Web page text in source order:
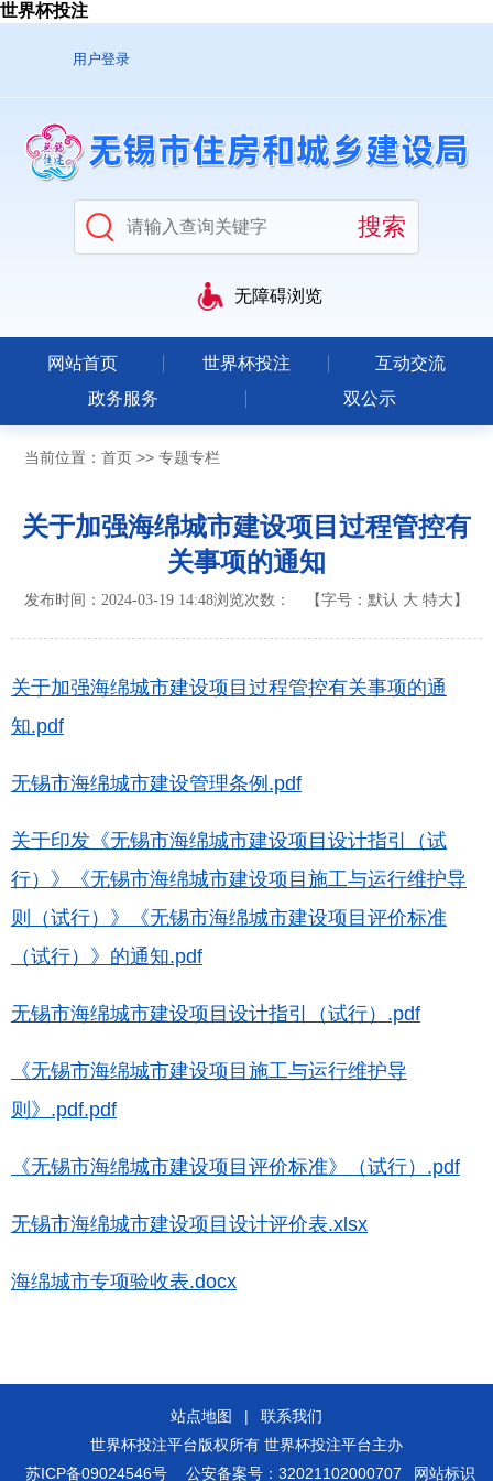
世界杯投注
用户登录
无障碍浏览
网站首页 世界杯投注
互动交流
政务服务
双公示
当前位置： 首页>> 专题专栏
关于加强海绵城市建设项目过程管控有
关事项的通知
发布时间：2024-03-19 14:48浏览次数： 【字号： 默认 大 特大 】
关于加强海绵城市建设项目过程管控有关事项的通
知.pdf
无锡市海绵城市建设管理条例.pdf
关于印发《无锡市海绵城市建设项目设计指引（试
行）》《无锡市海绵城市建设项目施工与运行维护导
则（试行）》《无锡市海绵城市建设项目评价标准
（试行）》的通知.pdf
无锡市海绵城市建设项目设计指引（试行）.pdf
《无锡市海绵城市建设项目施工与运行维护导
则》.pdf.pdf
《无锡市海绵城市建设项目评价标准》（试行）.pdf
无锡市海绵城市建设项目设计评价表.xlsx
海绵城市专项验收表.docx
站点地图 |
联系我们
世界杯投注平台版权所有 世界杯投注平台主办
苏ICP备09024546号
公安备案号：32021102000707 网站标识